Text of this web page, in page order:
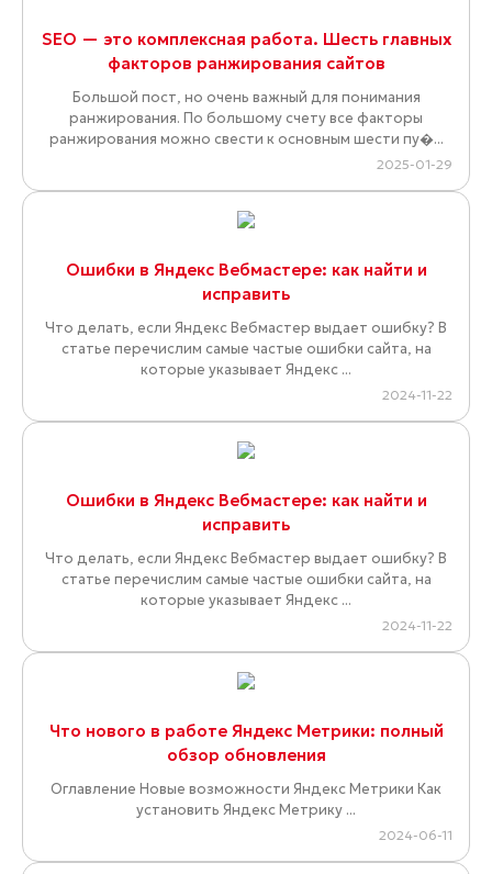
SEO — это комплексная работа. Шесть главных
факторов ранжирования сайтов
Большой пост, но очень важный для понимания
ранжирования. По большому счету все факторы
ранжирования можно свести к основным шести пу�...
2025-01-29
Ошибки в Яндекс Вебмастере: как найти и
исправить
Что делать, если Яндекс Вебмастер выдает ошибку? В
статье перечислим самые частые ошибки сайта, на
которые указывает Яндекс ...
2024-11-22
Ошибки в Яндекс Вебмастере: как найти и
исправить
Что делать, если Яндекс Вебмастер выдает ошибку? В
статье перечислим самые частые ошибки сайта, на
которые указывает Яндекс ...
2024-11-22
Что нового в работе Яндекс Метрики: полный
обзор обновления
Оглавление Новые возможности Яндекс Метрики Как
установить Яндекс Метрику ...
2024-06-11